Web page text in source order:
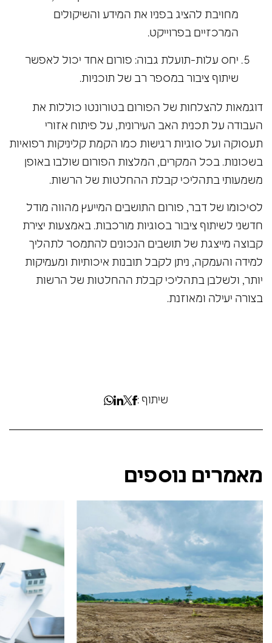
מחויבת להציג בפניו את המידע והשיקולים
המרכזיים בפרוייקט.
יחס עלות-תועלת גבוה: פורום אחד יכול לאפשר
שיתוף ציבור במספר רב של תוכניות.
דוגמאות להצלחות של הפורום בטורונטו כוללות את
העבודה על תכנית האב העירונית, על פיתוח אזורי
תעסוקה ועל סוגיות רגישות כמו הקמת קליניקות רפואיות
בשכונות. בכל המקרים, המלצות הפורום שולבו באופן
משמעותי בתהליכי קבלת ההחלטות של הרשות.
לסיכומו של דבר, פורום התושבים המייעץ מהווה מודל
חדשני לשיתוף ציבור בסוגיות מורכבות. באמצעות יצירת
קבוצה מייצגת של תושבים הנכונים להתמסר לתהליך
למידה והעמקה, ניתן לקבל תובנות איכותיות ומעמיקות
יותר, ולשלבן בתהליכי קבלת ההחלטות של הרשות
בצורה יעילה ומאוזנת.
שיתוף :
מאמרים נוספים